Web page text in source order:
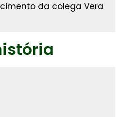
da colega Vera